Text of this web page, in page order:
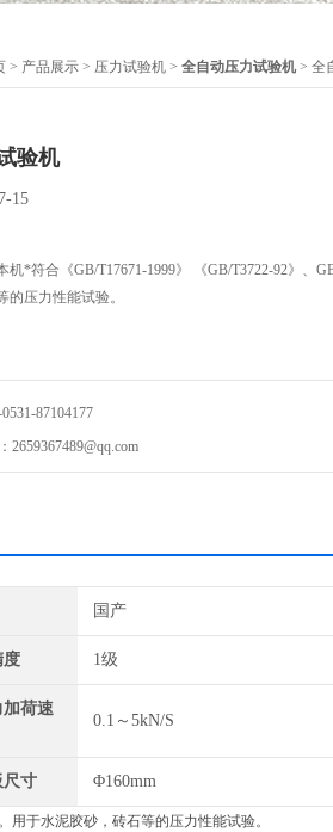
> 产品展示 > 压力试验机 > 全自动压力试验机 > 全
验机
15
*符合《GB/T17671-1999》 《GB/T3722-92》、
的压力性能试验。
87104177
2659367489@qq.com
国产
度 1级
荷速
0.1～5kN/S
尺寸 Φ160mm
用于水泥胶砂，砖石等的压力性能试验。